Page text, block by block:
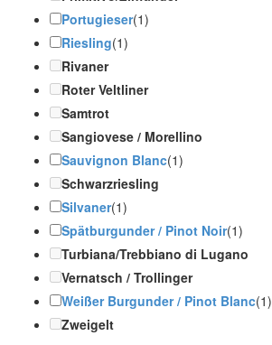
Portugieser(1)
Riesling(1)
Rivaner
Roter Veltliner
Samtrot
Sangiovese / Morellino
Sauvignon Blanc(1)
Schwarzriesling
Silvaner(1)
Spätburgunder / Pinot Noir(1)
Turbiana/Trebbiano di Lugano
Vernatsch / Trollinger
Weißer Burgunder / Pinot Blanc(1)
Zweigelt